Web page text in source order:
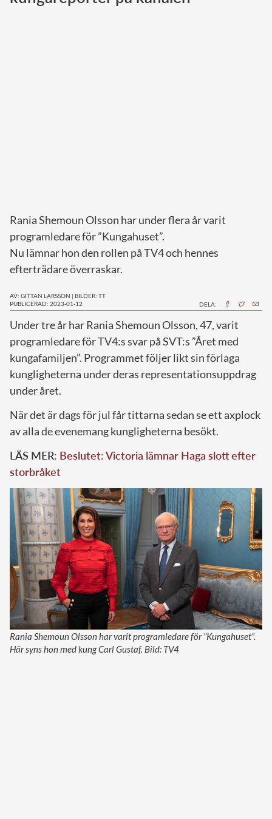
Monacos furstehus
Rania Shemoun Olsson har under flera år varit
programledare för ”Kungahuset”.
Nu lämnar hon den rollen på TV4 och hennes
efterträdare överraskar.
AV: GITTAN LARSSON | BILDER: TT
PUBLICERAD: 2023-01-12
DELA:
Under tre år har Rania Shemoun Olsson, 47, varit
programledare för TV4:s svar på SVT:s ”Året med
kungafamiljen”. Programmet följer likt sin förlaga
kungligheterna under deras representationsuppdrag
under året.
När det är dags för jul får tittarna sedan se ett axplock
av alla de evenemang kungligheterna besökt.
LÄS MER: Beslutet: Victoria lämnar Haga slott efter
storbråket
Rania Shemoun Olsson har varit programledare för ”Kungahuset”.
Här syns hon med kung Carl Gustaf. Bild: TV4